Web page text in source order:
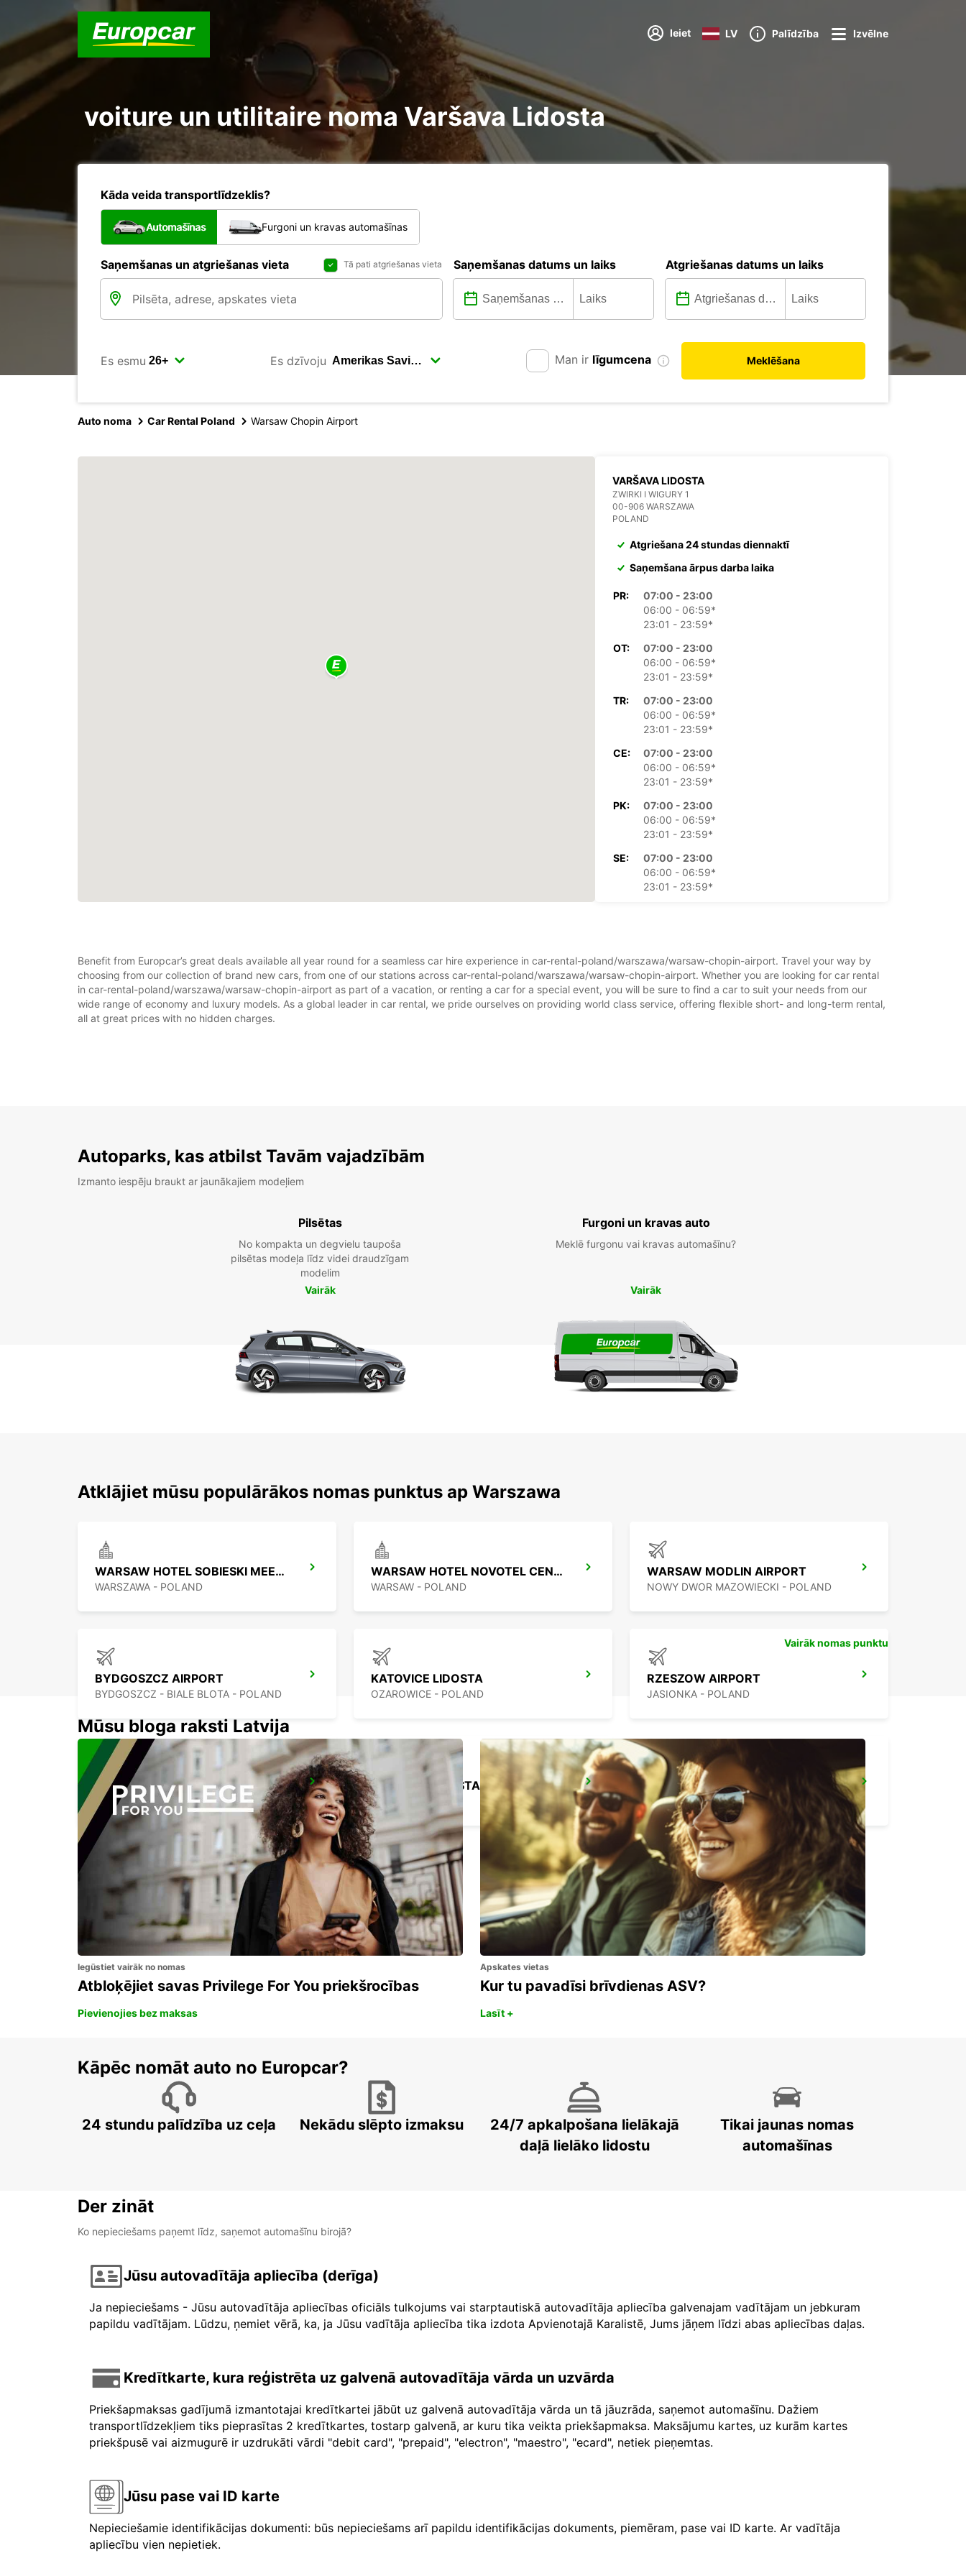
Ieiet LV Palīdzība Izvēlne
voiture un utilitaire noma Varšava Lidosta
Kāda veida transportlīdzeklis?
Automašīnas Furgoni un kravas automašīnas
Saņemšanas un atgriešanas vieta Tā pati atgriešanas vieta Saņemšanas datums un laiks Atgriešanas datums un laiks
Es esmu Es dzīvoju Man ir līgumcena Meklēšana
Auto noma Car Rental Poland Warsaw Chopin Airport
VARŠAVA LIDOSTA
ZWIRKI I WIGURY 1
00-906 WARSZAWA
POLAND
Atgriešana 24 stundas diennaktī
Saņemšana ārpus darba laika
PR:
07:00 - 23:00
06:00 - 06:59*
23:01 - 23:59*
OT:
07:00 - 23:00
06:00 - 06:59*
23:01 - 23:59*
TR:
07:00 - 23:00
06:00 - 06:59*
23:01 - 23:59*
CE:
07:00 - 23:00
06:00 - 06:59*
23:01 - 23:59*
PK:
07:00 - 23:00
06:00 - 06:59*
23:01 - 23:59*
SE:
07:00 - 23:00
06:00 - 06:59*
23:01 - 23:59*
Par papildus samaksu
Šis darba laiks var atšķirties valsts svētku dienu dēļ.
Benefit from Europcar’s great deals available all year round for a seamless car hire experience in car-rental-poland/warszawa/warsaw-chopin-airport. Travel your way by
choosing from our collection of brand new cars, from one of our stations across car-rental-poland/warszawa/warsaw-chopin-airport. Whether you are looking for car rental
in car-rental-poland/warszawa/warsaw-chopin-airport as part of a vacation, or renting a car for a special event, you will be sure to find a car to suit your needs from our
wide range of economy and luxury models. As a global leader in car rental, we pride ourselves on providing world class service, offering flexible short- and long-term rental,
all at great prices with no hidden charges.
Autoparks, kas atbilst Tavām vajadzībām
Izmanto iespēju braukt ar jaunākajiem modeļiem
Pilsētas
No kompakta un degvielu taupoša
pilsētas modeļa līdz videi draudzīgam
modelim
Vairāk
Furgoni un kravas auto
Meklē furgonu vai kravas automašīnu?
Vairāk
Atklājiet mūsu populārākos nomas punktus ap Warszawa
WARSAW HOTEL SOBIESKI MEETING POINT
WARSZAWA - POLAND
WARSAW HOTEL NOVOTEL CENTRUM MPOINT
WARSAW - POLAND
WARSAW MODLIN AIRPORT
NOWY DWOR MAZOWIECKI - POLAND
BYDGOSZCZ AIRPORT
BYDGOSZCZ - BIALE BLOTA - POLAND
KATOVICE LIDOSTA
OZAROWICE - POLAND
RZESZOW AIRPORT
JASIONKA - POLAND
KRAKOW DOWNTOWN
KRAKOW - POLAND
KRAKOVA LIDOSTA
BALICE - POLAND
HOTEL VIENNA HOUSE
KATOWICE - POLAND
Vairāk nomas punktu
Mūsu bloga raksti Latvija
Iegūstiet vairāk no nomas
Atbloķējiet savas Privilege For You priekšrocības
Pievienojies bez maksas
Apskates vietas
Kur tu pavadīsi brīvdienas ASV?
Lasīt +
Kāpēc nomāt auto no Europcar?
24 stundu palīdzība uz ceļa Nekādu slēpto izmaksu
24/7 apkalpošana lielākajā
daļā lielāko lidostu
Tikai jaunas nomas
automašīnas
Der zināt
Ko nepieciešams paņemt līdz, saņemot automašīnu birojā?
Jūsu autovadītāja apliecība (derīga)
Ja nepieciešams - Jūsu autovadītāja apliecības oficiāls tulkojums vai starptautiskā autovadītāja apliecība galvenajam vadītājam un jebkuram
papildu vadītājam. Lūdzu, ņemiet vērā, ka, ja Jūsu vadītāja apliecība tika izdota Apvienotajā Karalistē, Jums jāņem līdzi abas apliecības daļas.
Kredītkarte, kura reģistrēta uz galvenā autovadītāja vārda un uzvārda
Priekšapmaksas gadījumā izmantotajai kredītkartei jābūt uz galvenā autovadītāja vārda un tā jāuzrāda, saņemot automašīnu. Dažiem
transportlīdzekļiem tiks pieprasītas 2 kredītkartes, tostarp galvenā, ar kuru tika veikta priekšapmaksa. Maksājumu kartes, uz kurām kartes
priekšpusē vai aizmugurē ir uzdrukāti vārdi "debit card", "prepaid", "electron", "maestro", "ecard", netiek pieņemtas.
Jūsu pase vai ID karte
Nepieciešamie identifikācijas dokumenti: būs nepieciešams arī papildu identifikācijas dokuments, piemēram, pase vai ID karte. Ar vadītāja
apliecību vien nepietiek.